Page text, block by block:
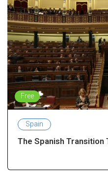
Free
Spain
The Spanish Transition